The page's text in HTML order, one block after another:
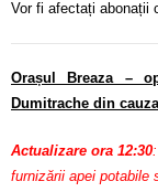
Vor fi afectați abonații
Orașul Breaza –
Dumitrache din
Actualizare ora 12:30
furnizării apei potabile